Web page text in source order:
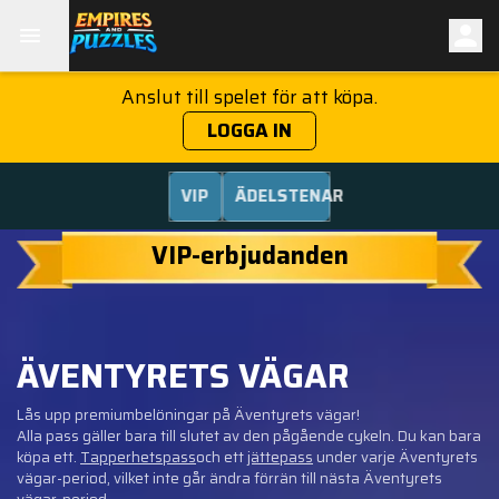
Anslut till spelet för att köpa.
LOGGA IN
VIP ÄDELSTENAR
VIP-erbjudanden
ÄVENTYRETS VÄGAR
Lås upp premiumbelöningar på Äventyrets vägar!
Alla pass gäller bara till slutet av den pågående cykeln. Du kan bara
köpa ett. Tapperhetspassoch ettjättepass under varje Äventyrets
vägar-period, vilket inte går ändra förrän till nästa Äventyrets